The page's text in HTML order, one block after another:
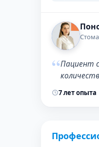
“Пациент
7 лет опыта
ДО